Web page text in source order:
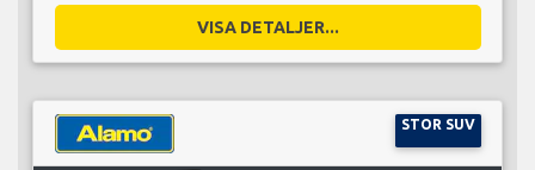
VISA DETALJER...
STOR SUV